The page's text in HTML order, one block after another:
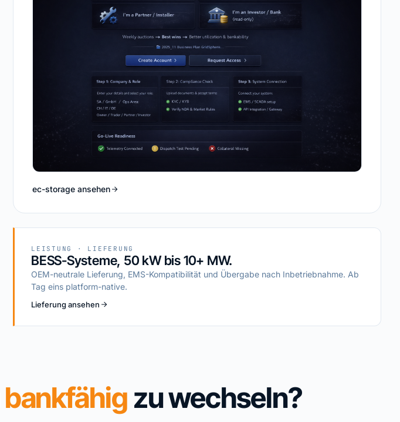
ec-storage ansehen
LEISTUNG · LIEFERUNG
BESS-Systeme, 50 kW bis 10+ MW.
OEM-neutrale Lieferung, EMS-Kompatibilität und Übergabe nach Inbetriebnahme. Ab
Tag eins platform-native.
Lieferung ansehen
bankfähig zu wechseln?